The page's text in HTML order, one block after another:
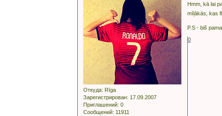
Откуда: Rīga
Зарегистрирован: 17.09.2007
Приглашений: 0
Сообщений: 11911
Hmm, kā lai
mīļākās, kas
P.S - biš
0